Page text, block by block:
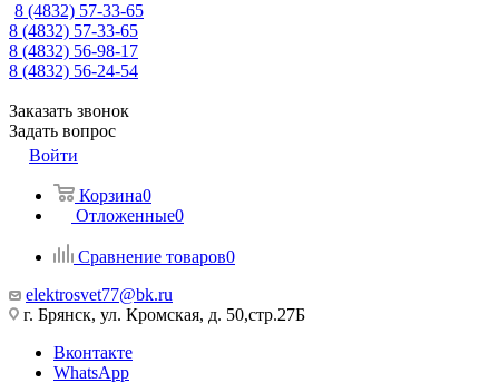
8 (4832) 57-33-65
8 (4832) 57-33-65
8 (4832) 56-98-17
8 (4832) 56-24-54
Заказать звонок
Задать вопрос
Войти
Корзина0
Отложенные0
Сравнение товаров0
elektrosvet77@bk.ru
г. Брянск, ул. Кромская, д. 50,стр.27Б
Вконтакте
WhatsApp